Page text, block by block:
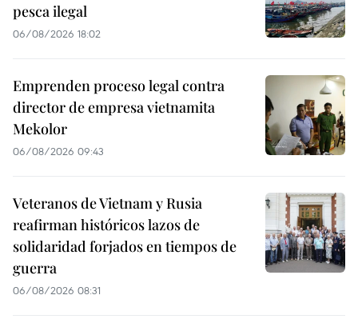
pesca ilegal
06/08/2026 18:02
Emprenden proceso legal contra
director de empresa vietnamita
Mekolor
06/08/2026 09:43
Veteranos de Vietnam y Rusia
reafirman históricos lazos de
solidaridad forjados en tiempos de
guerra
06/08/2026 08:31